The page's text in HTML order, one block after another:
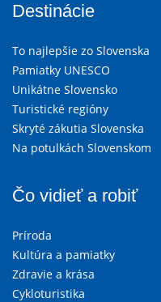
Destinácie
To najlepšie zo Slovenska
Pamiatky UNESCO
Unikátne Slovensko
Turistické regióny
Skryté zákutia Slovenska
Na potulkách Slovenskom
Čo vidieť a robiť
Príroda
Kultúra a pamiatky
Zdravie a krása
Cykloturistika